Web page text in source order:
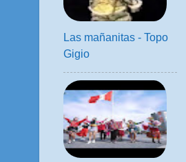
Las mañanitas - Topo
Gigio